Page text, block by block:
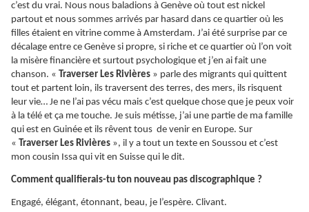
c’est du vrai. Nous nous baladions à Genève où tout est nickel
partout et nous sommes arrivés par hasard dans ce quartier où les
filles étaient en vitrine comme à Amsterdam. J’ai été surprise par ce
décalage entre ce Genève si propre, si riche et ce quartier où l’on voit
la misère financière et surtout psychologique et j’en ai fait une
chanson. « Traverser Les Rivières » parle des migrants qui quittent
tout et partent loin, ils traversent des terres, des mers, ils risquent
leur vie… Je ne l’ai pas vécu mais c’est quelque chose que je peux voir
à la télé et ça me touche. Je suis métisse, j’ai une partie de ma famille
qui est en Guinée et ils rêvent tous de venir en Europe. Sur
« Traverser Les Rivières », il y a tout un texte en Soussou et c’est
mon cousin Issa qui vit en Suisse qui le dit.
Comment qualifierais-tu ton nouveau pas discographique ?
Engagé, élégant, étonnant, beau, je l’espère. Clivant.